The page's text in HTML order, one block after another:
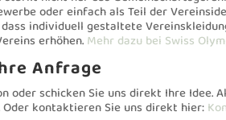
oder einfach als Teil der
individuell gestaltete
erhöhen.Mehr dazu bei Swiss
Anfrage
oder schicken Sie uns direkt Ihre
Oder kontaktieren Sie uns direkt hier: